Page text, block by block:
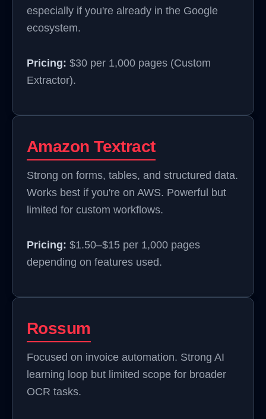
especially if you're already in the Google
ecosystem.
Pricing: $30 per 1,000 pages (Custom
Extractor).
Amazon Textract
Strong on forms, tables, and structured data.
Works best if you're on AWS. Powerful but
limited for custom workflows.
Pricing: $1.50–$15 per 1,000 pages
depending on features used.
Rossum
Focused on invoice automation. Strong AI
learning loop but limited scope for broader
OCR tasks.